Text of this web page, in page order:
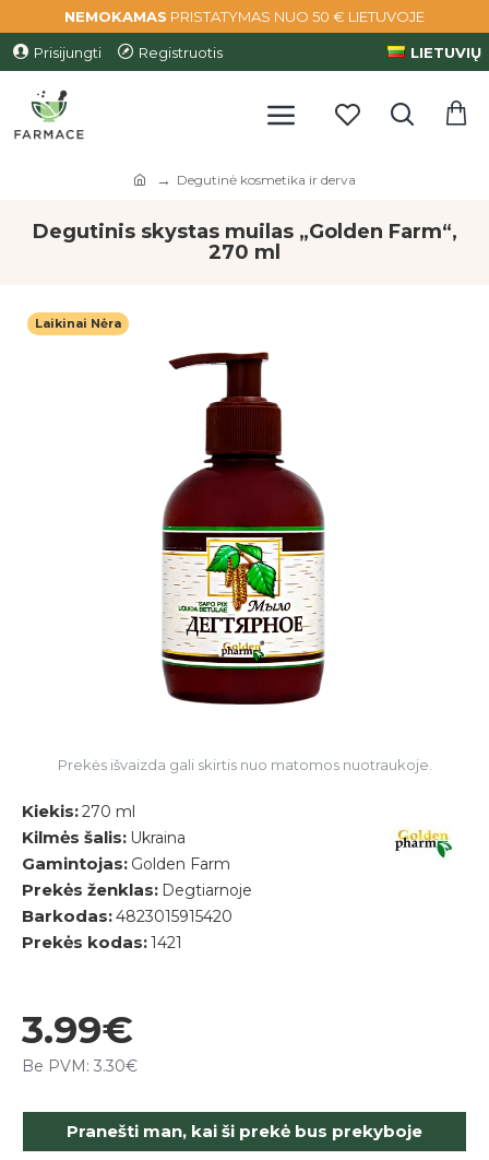
NEMOKAMAS PRISTATYMAS NUO 50 € LIETUVOJE
Prisijungti Registruotis LIETUVIŲ
Degutinė kosmetika ir derva
Degutinis skystas muilas „Golden Farm“,
270 ml
Laikinai Nėra
Prekės išvaizda gali skirtis nuo matomos nuotraukoje.
Kiekis:270 ml
Kilmės šalis: Ukraina
Gamintojas: Golden Farm
Prekės ženklas: Degtiarnoje
Barkodas:4823015915420
Prekės kodas:1421
3.99€
Be PVM: 3.30€
Pranešti man, kai ši prekė bus prekyboje